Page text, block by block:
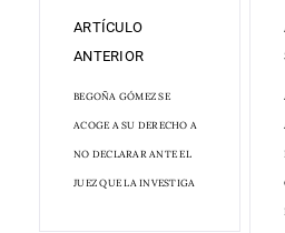
ARTÍCULO
ANTERIOR
BEGOÑA GÓMEZ SE
ACOGE A SU DERECHO A
NO DECLARAR ANTE EL
JUEZ QUE LA INVESTIGA